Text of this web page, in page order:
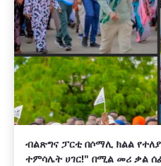
ብልጽግና ፓርቲ በሶማሊ ክልል
ተምሳሌት ሀገር!" በሚል መሪ ቃል